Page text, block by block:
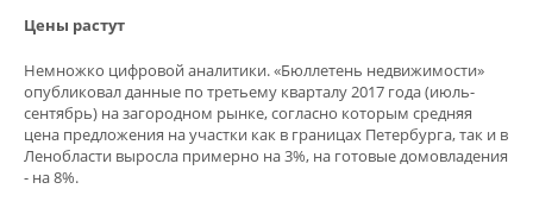
Цены растут
Немножко цифровой аналитики. «Бюллетень недвижимости»
опубликовал данные по третьему кварталу 2017 года (июль-
сентябрь) на загородном рынке, согласно которым средняя
цена предложения на участки как в границах Петербурга, так и в
Ленобласти выросла примерно на 3%, на готовые домовладения
- на 8%.